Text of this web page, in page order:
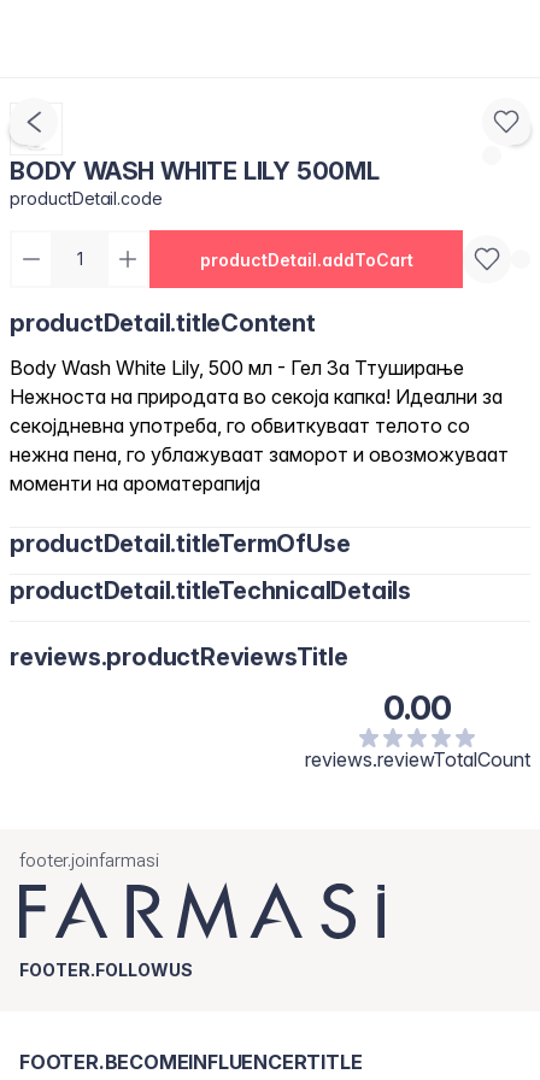
BODY WASH WHITE LILY 500ML
productDetail.code
productDetail.addToCart
productDetail.titleContent
Body Wash White Lily, 500 мл - Гел За Ттуширање
Нежноста на природата во секоја капка! Идеални за
секојдневна употреба, го обвиткуваат телото со
нежна пена, го ублажуваат заморот и овозможуваат
моменти на ароматерапија
productDetail.titleTermOfUse
productDetail.titleTechnicalDetails
reviews.productReviewsTitle
0.00
reviews.reviewTotalCount
footer.joinfarmasi
FOOTER.FOLLOWUS
FOOTER.BECOMEINFLUENCERTITLE